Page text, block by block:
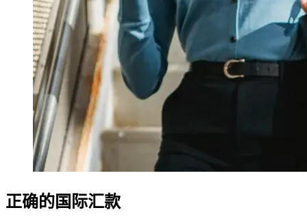
正确的国际汇款